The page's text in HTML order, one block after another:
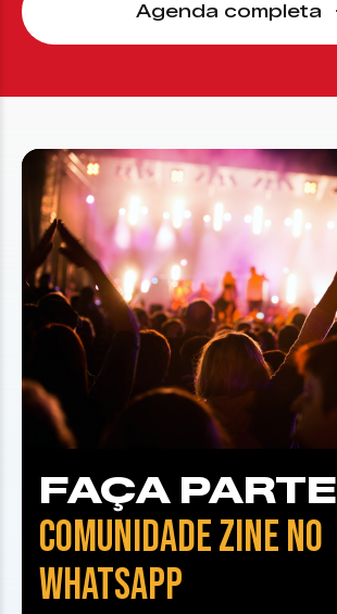
Agenda completa
FAÇA PARTE
COMUNIDADE ZINE NO
WHATSAPP